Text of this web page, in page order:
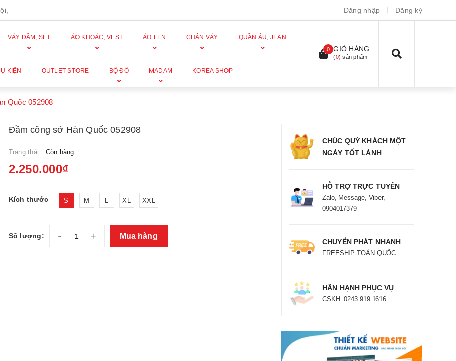
Đăng nhập Đăng ký
VÁY ĐẦM, SET ÁO KHOÁC, VEST ÁO LEN CHÂN VÁY QUẦN ÂU, JEAN
KIỆN OUTLET STORE BỘ ĐỒ MADAM KOREA SHOP
0 GIỎ HÀNG
(0) sản phẩm
Quốc 052908
Đầm công sở Hàn Quốc 052908
Trạng thái: Còn hàng
2.250.000₫
Kích thước S M L XL XXL
Số lượng: - + Mua hàng
CHÚC QUÝ KHÁCH MỘT
NGÀY TỐT LÀNH
HỖ TRỢ TRỰC TUYẾN
Zalo, Message, Viber,
0904017379
CHUYỂN PHÁT NHANH
FREESHIP TOÀN QUỐC
HÂN HẠNH PHỤC VỤ
CSKH: 0243 919 1616